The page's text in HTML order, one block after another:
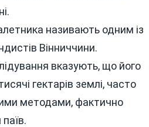
називають одним із
Вінниччини.
вказують, що його
гектарів землі, часто
методами, фактично